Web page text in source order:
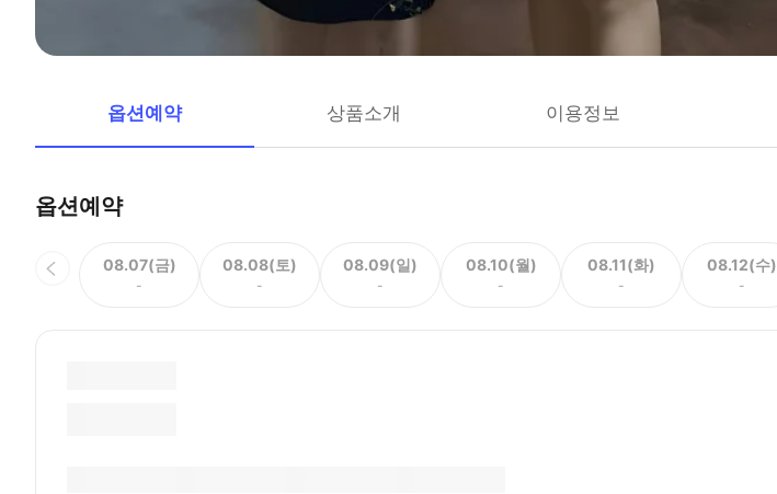
옵션예약 상품소개 이용정보
옵션예약
08.07(금)
-
08.08(토)
-
08.09(일)
-
08.10(월)
-
08.11(화)
-
08.12(수)
-